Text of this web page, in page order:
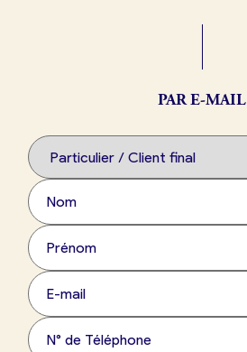
Je crée mon compte
PAR E-MAIL